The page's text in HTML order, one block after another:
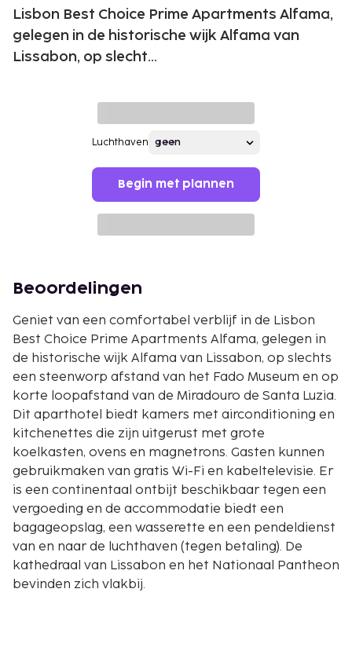
Lisbon Best Choice Prime Apartments Alfama,
gelegen in de historische wijk Alfama van
Lissabon, op slecht...
Luchthaven
Begin met plannen
Beoordelingen
Geniet van een comfortabel verblijf in de Lisbon
Best Choice Prime Apartments Alfama, gelegen in
de historische wijk Alfama van Lissabon, op slechts
een steenworp afstand van het Fado Museum en op
korte loopafstand van de Miradouro de Santa Luzia.
Dit aparthotel biedt kamers met airconditioning en
kitchenettes die zijn uitgerust met grote
koelkasten, ovens en magnetrons. Gasten kunnen
gebruikmaken van gratis Wi-Fi en kabeltelevisie. Er
is een continentaal ontbijt beschikbaar tegen een
vergoeding en de accommodatie biedt een
bagageopslag, een wasserette en een pendeldienst
van en naar de luchthaven (tegen betaling). De
kathedraal van Lissabon en het Nationaal Pantheon
bevinden zich vlakbij.